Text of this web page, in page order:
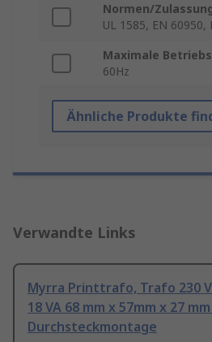
Normen/
UL 1585, EN 60950,
Maximale
60Hz
Ähnliche Produkte
Verwandte Links
Myrra Printtrafo, Trafo 230 V
18 VA 68 mm x 57mm x 27
Durchsteckmontage